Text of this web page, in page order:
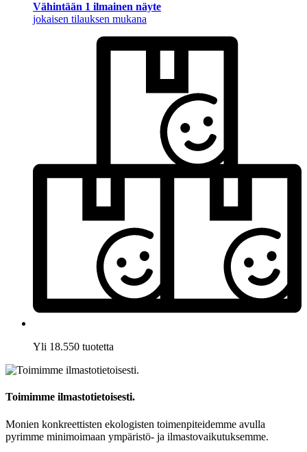
Vähintään 1 ilmainen näyte
jokaisen tilauksen mukana
Yli 18.550 tuotetta
Toimimme ilmastotietoisesti.
Monien konkreettisten ekologisten toimenpiteidemme avulla
pyrimme minimoimaan ympäristö- ja ilmastovaikutuksemme.